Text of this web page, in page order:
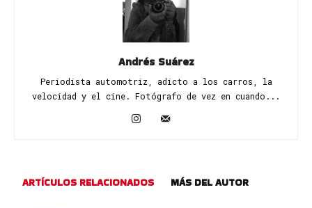
Andrés Suárez
Periodista automotriz, adicto a los carros, la
velocidad y el cine. Fotógrafo de vez en cuando...
ARTÍCULOS RELACIONADOS MÁS DEL AUTOR